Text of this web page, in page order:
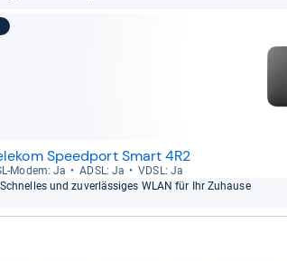
Speedport Smart 4R2
​Modem: Ja ADSL: Ja
VDSL: Ja
Schnel­les und zuver­läs­si­ges WLAN für Ihr Zuhause